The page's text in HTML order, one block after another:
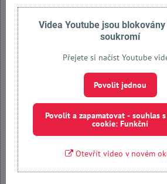
Externí obsah je blokován
Přejete si načíst externí
Povolit jednou
Povolit a zapamatovat - souhlas s
Otevřít obsah v novém
Videa Youtube jsou
soukromí
Přejete si načíst Youtube
Povolit jednou
Povolit a zapamatovat - souhlas
cookie: Funkční
Otevřít video v novém